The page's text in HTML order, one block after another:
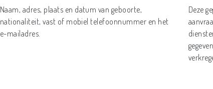
Naam, adres, plaats en datum van geboorte,
nationaliteit, vast of mobiel telefoonnummer en het
e-mailadres.
Deze